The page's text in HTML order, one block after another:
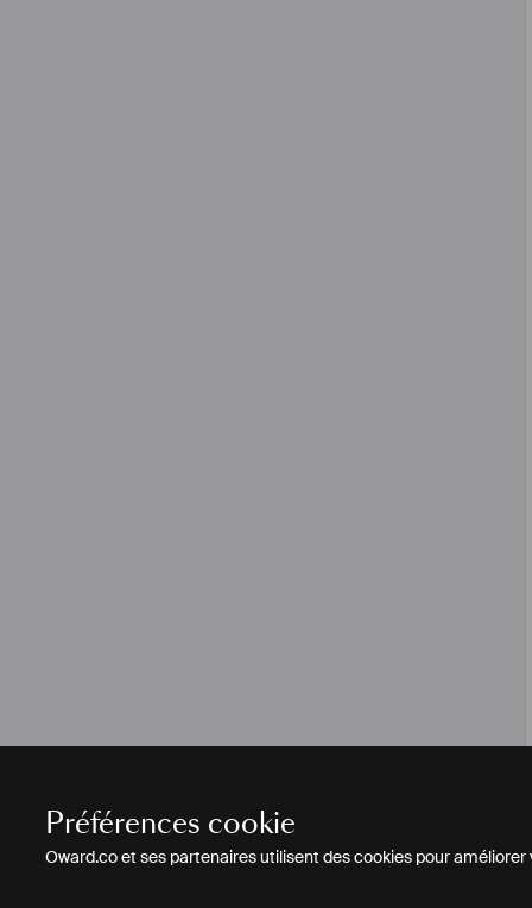
Préférences cookie
Oward.co et ses partenaires utilisent des cookies pour